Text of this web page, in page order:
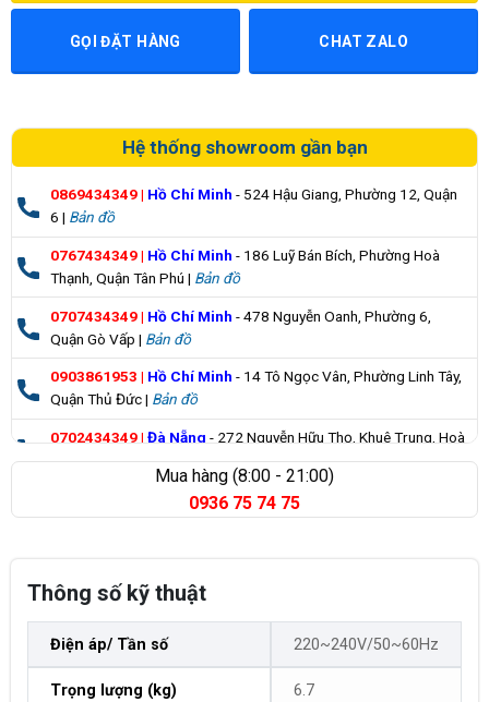
GỌI ĐẶT HÀNG CHAT ZALO
Hệ thống showroom gần bạn
0869434349| Hồ Chí Minh - 524 Hậu Giang, Phường 12, Quận
6 | Bản đồ
0767434349| Hồ Chí Minh - 186 Luỹ Bán Bích, Phường Hoà
Thạnh, Quận Tân Phú | Bản đồ
0707434349| Hồ Chí Minh - 478 Nguyễn Oanh, Phường 6,
Quận Gò Vấp | Bản đồ
0903861953 | Hồ Chí Minh - 14 Tô Ngọc Vân, Phường Linh Tây,
Quận Thủ Đức | Bản đồ
0702434349| Đà Nẵng - 272 Nguyễn Hữu Thọ, Khuê Trung, Hoà
Cường |Bản đồ
Mua hàng (8:00 - 21:00)
0936 75 74 75
Thông số kỹ thuật
Điện áp/ Tần số 220~240V/50~60Hz
Trọng lượng (kg) 6.7